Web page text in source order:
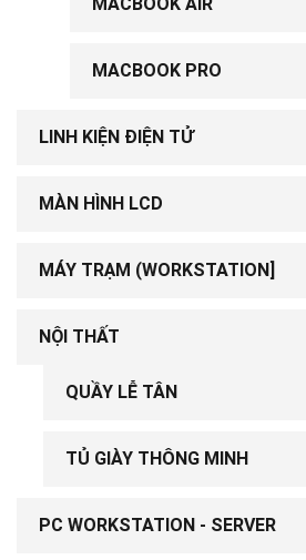
MACBOOK PRO
LINH KIỆN ĐIỆN TỬ
MÀN HÌNH LCD
MÁY TRẠM (WORKSTATION]
NỘI THẤT
QUẦY LỄ TÂN
TỦ GIÀY THÔNG MINH
PC WORKSTATION - SERVER